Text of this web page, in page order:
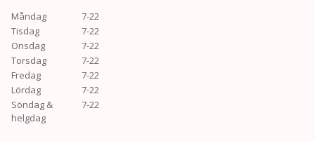
Måndag
7-22
Tisdag
7-22
Onsdag
7-22
Torsdag
7-22
Fredag
7-22
Lördag
7-22
Söndag &
helgdag
7-22